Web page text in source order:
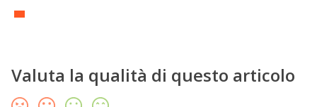
Valuta la qualità di questo articolo